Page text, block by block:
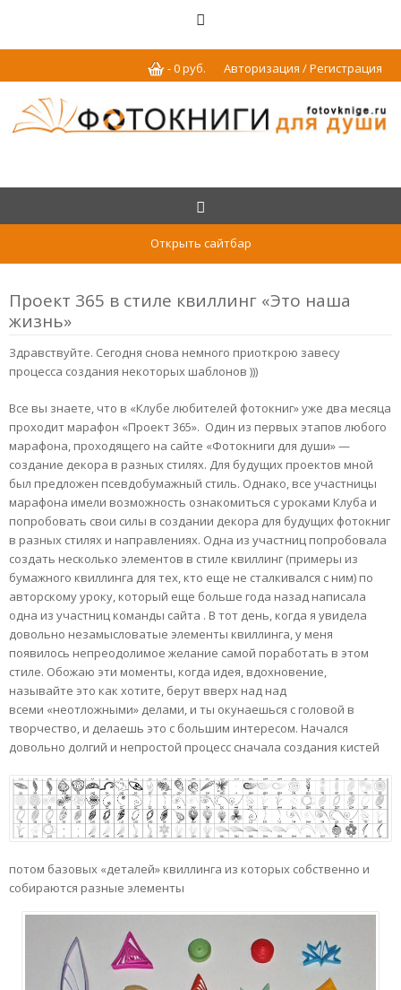
Авторизация / Регистрация
-0руб.
Открыть сайтбар
Проект 365 в стиле квиллинг «Это наша
жизнь»
Здравствуйте. Сегодня снова немного приоткрою завесу
процесса создания некоторых шаблонов )))
Все вы знаете, что в «Клубе любителей фотокниг» уже два месяца
проходит марафон «Проект 365». Один из первых этапов любого
марафона, проходящего на сайте «Фотокниги для души» —
создание декора в разных стилях. Для будущих проектов мной
был предложен псевдобумажный стиль. Однако, все участницы
марафона имели возможность ознакомиться с уроками Клуба и
попробовать свои силы в создании декора для будущих фотокниг
в разных стилях и направлениях. Одна из участниц попробовала
создать несколько элементов в стиле квиллинг (примеры из
бумажного квиллинга для тех, кто еще не сталкивался с ним) по
авторскому уроку, который еще больше года назад написала
одна из участниц команды сайта . В тот день, когда я увидела
довольно незамысловатые элементы квиллинга, у меня
появилось непреодолимое желание самой поработать в этом
стиле. Обожаю эти моменты, когда идея, вдохновение,
называйте это как хотите, берут вверх над над
всеми «неотложными» делами, и ты окунаешься с головой в
творчество, и делаешь это с большим интересом. Начался
довольно долгий и непростой процесс сначала создания кистей
потом базовых «деталей» квиллинга из которых собственно и
собираются разные элементы